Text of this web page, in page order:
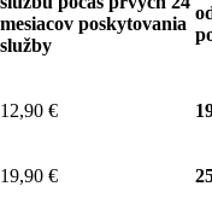
mesiacov poskytovania
služby
12,90 €
19,90 €